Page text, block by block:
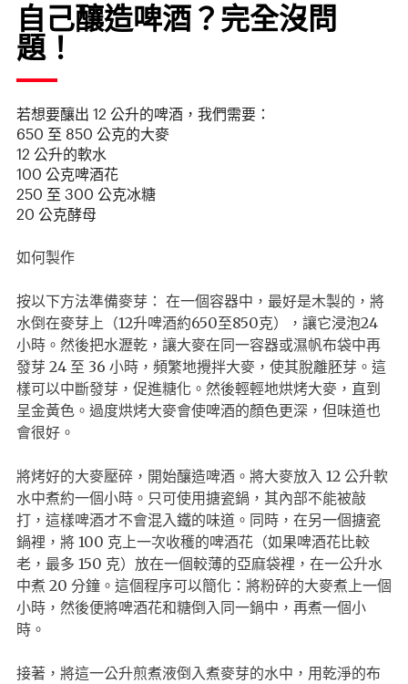
自己釀造啤酒？完全沒問
題！
若想要釀出 12 公升的啤酒，我們需要：
650 至 850 公克的大麥
12 公升的軟水
100 公克啤酒花
250 至 300 公克冰糖
20 公克酵母
如何製作
按以下方法準備麥芽： 在一個容器中，最好是木製的，將
水倒在麥芽上（12升啤酒約650至850克），讓它浸泡24
小時。然後把水瀝乾，讓大麥在同一容器或濕帆布袋中再
發芽 24 至 36 小時，頻繁地攪拌大麥，使其脫離胚芽。這
樣可以中斷發芽，促進糖化。然後輕輕地烘烤大麥，直到
呈金黃色。過度烘烤大麥會使啤酒的顏色更深，但味道也
會很好。
將烤好的大麥壓碎，開始釀造啤酒。將大麥放入 12 公升軟
水中煮約一個小時。只可使用搪瓷鍋，其內部不能被敲
打，這樣啤酒才不會混入鐵的味道。同時，在另一個搪瓷
鍋裡，將 100 克上一次收穫的啤酒花（如果啤酒花比較
老，最多 150 克）放在一個較薄的亞麻袋裡，在一公升水
中煮 20 分鐘。這個程序可以簡化：將粉碎的大麥煮上一個
小時，然後便將啤酒花和糖倒入同一鍋中，再煮一個小
時。
接著，將這一公升煎煮液倒入煮麥芽的水中，用乾淨的布